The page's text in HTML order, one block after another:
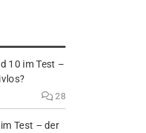
10 im Test –
28
Test – der